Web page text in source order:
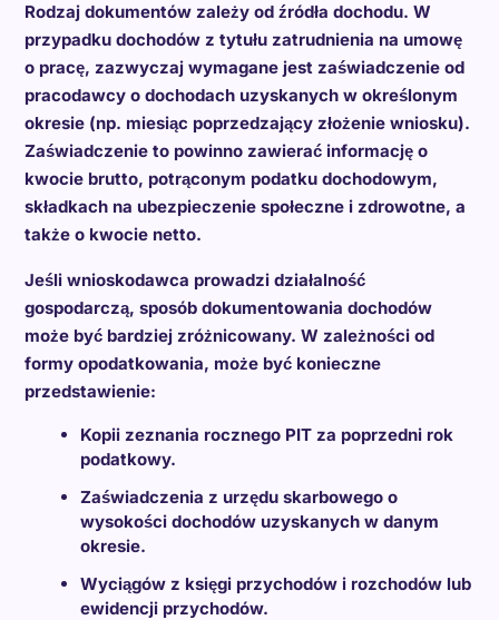
Rodzaj dokumentów zależy od źródła dochodu. W
przypadku dochodów z tytułu zatrudnienia na umowę
o pracę, zazwyczaj wymagane jest zaświadczenie od
pracodawcy o dochodach uzyskanych w określonym
okresie (np. miesiąc poprzedzający złożenie wniosku).
Zaświadczenie to powinno zawierać informację o
kwocie brutto, potrąconym podatku dochodowym,
składkach na ubezpieczenie społeczne i zdrowotne, a
także o kwocie netto.
Jeśli wnioskodawca prowadzi działalność
gospodarczą, sposób dokumentowania dochodów
może być bardziej zróżnicowany. W zależności od
formy opodatkowania, może być konieczne
przedstawienie:
Kopii zeznania rocznego PIT za poprzedni rok
podatkowy.
Zaświadczenia z urzędu skarbowego o
wysokości dochodów uzyskanych w danym
okresie.
Wyciągów z księgi przychodów i rozchodów lub
ewidencji przychodów.